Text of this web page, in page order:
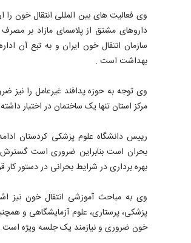
وی فعالیت های بین المللی انتقال خون را
داروهای مشتق از پلاسمای مازاد بر
سازمان انتقال خون ایران و به تبع آن
بهداشت است .
وی توجه به حوزه پدافند غیرعامل را نیز
مرکز استان تنها یک ساختمان در اختیار
رییس دانشگاه علوم پزشکی کردستان
بحران است بنابراین ضروری است گسترش
بهره برداری در شرایط بحرانی در دستور کار
وی به مباحث آموزشی انتقال خون نیز
پزشکی، پرستاری، علوم آزمایشگاهی و
خون ضروری و نیازمند یک جلسه ویژه است.